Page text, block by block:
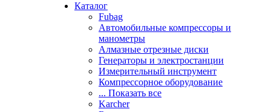
Каталог
Fubag
Автомобильные компрессоры и
манометры
Алмазные отрезные диски
Генераторы и электростанции
Измерительный инструмент
Компрессорное оборудование
... Показать все
Karcher